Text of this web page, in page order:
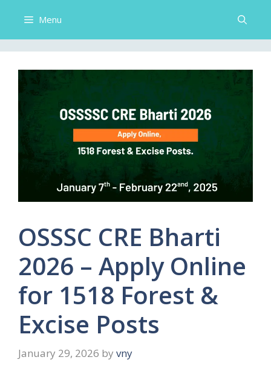
Menu
OSSSC CRE Bharti
2026 – Apply Online
for 1518 Forest &
Excise Posts
January 29, 2026 by vny